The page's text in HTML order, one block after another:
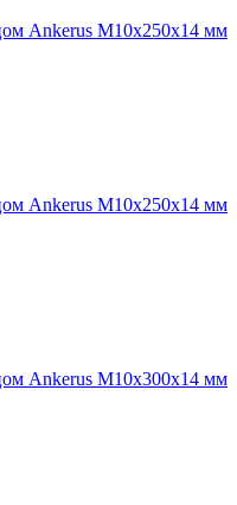
Ankerus М10х250х14 мм
Ankerus М10х250х14 мм
Ankerus М10х300х14 мм